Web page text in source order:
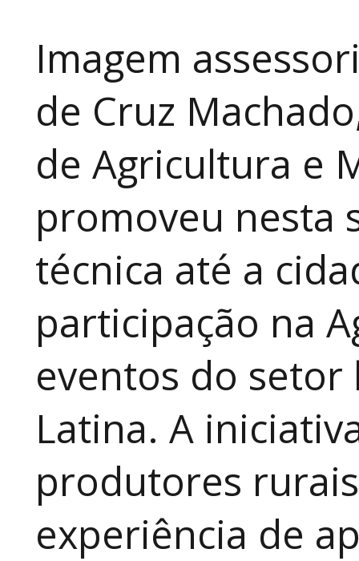
Imagem
de Cruz
de Agricultura e
promoveu nesta
técnica até a
participação na
eventos do
Latina. A
produtores
experiência de